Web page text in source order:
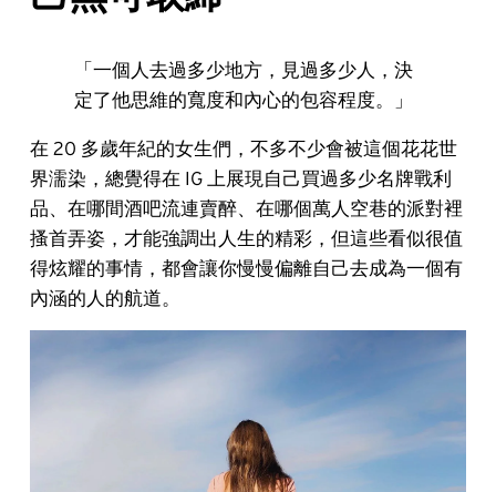
「一個人去過多少地方，見過多少人，決
定了他思維的寬度和內心的包容程度。」
在 20 多歲年紀的女生們，不多不少會被這個花花世
界濡染，總覺得在 IG 上展現自己買過多少名牌戰利
品、在哪間酒吧流連賣醉、在哪個萬人空巷的派對裡
搔首弄姿，才能強調出人生的精彩，但這些看似很值
得炫耀的事情，都會讓你慢慢偏離自己去成為一個有
內涵的人的航道。